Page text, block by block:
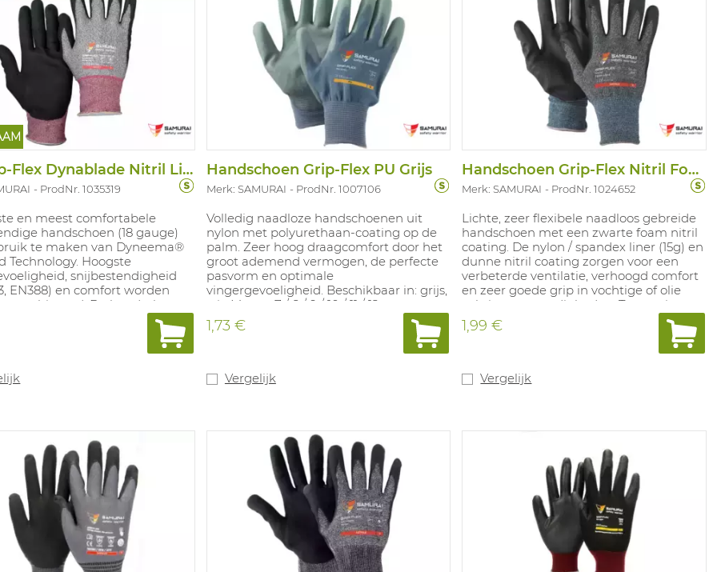
HS Grip-Flex Dynablade Nitril Light
ProdNr. 1035319
en meest comfortabele
handschoen (18 gauge)
te maken van Dyneema®
Technology. Hoogste
snijbestendigheid
EN388) en comfort worden
De handschoen
performante, maar dunne,
coating (siliconen vrij) met
goede grip op geoliede
tot 100°C. Door het
een "koele" grip. Er wordt
gemaakt van glasvezel
de snijbestendige
beter gegarandeerd
voor snijbestendige
in een (licht) geoliede
zoals assemblage van fijne
montage. Beschikbare
11. Conform EN388 4.X.4.1, ISO
B, EN407:2004: X1XXXX
Handschoen Grip-Flex PU Grijs
Merk: SAMURAI ProdNr. 1007106
Volledig naadloze handschoenen uit
nylon met polyurethaan-coating op de
palm. Zeer hoog draagcomfort door het
groot ademend vermogen, de perfecte
pasvorm en optimale
vingergevoeligheid. Beschikbaar in: grijs,
wit. Maten: 7 / 8 / 9 / 10 / 11 / 12.
1,73 €
Vergelijk
Handschoen Grip-Flex Nitril Foam Light
Merk: SAMURAI ProdNr. 1024652
Lichte, zeer flexibele naadloos gebreide
handschoen met een zwarte foam nitril
coating. De nylon / spandex liner (15g) en
dunne nitril coating zorgen voor een
verbeterde ventilatie, verhoogd comfort
en zeer goede grip in vochtige of olie
achtige omstandigheden. Toepassing:
logistiek, algemeen licht mechanische
werk.
1,99 €
Vergelijk